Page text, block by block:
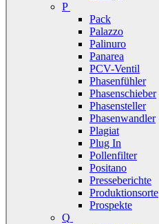
P
Pack
Palazzo
Palinuro
Panarea
PCV-Ventil
Phasenfühler
Phasenschieber
Phasensteller
Phasenwandler
Plagiat
Plug In
Pollenfilter
Positano
Presseberichte
Produktionsorte
Prospekte
Q